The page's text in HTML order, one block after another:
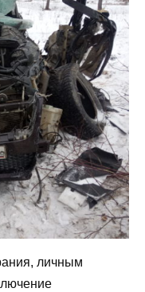
личным